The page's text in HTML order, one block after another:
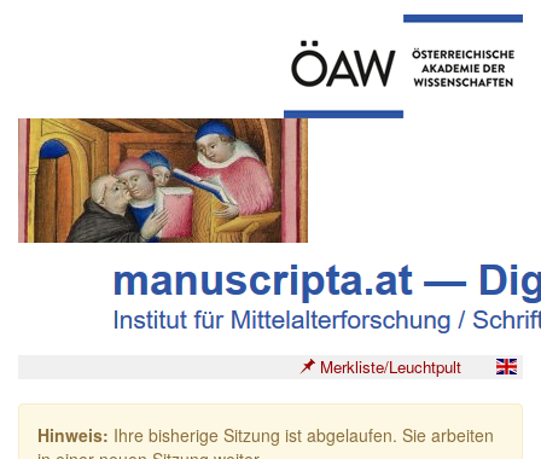
Merkliste/Leuchtpult
Hinweis: Ihre bisherige Sitzung ist abgelaufen. Sie arbeiten